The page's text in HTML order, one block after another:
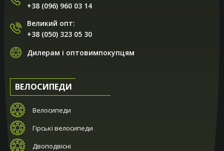
+38 (096) 960 03 14
Великий опт:
+38 (050) 323 05 30
Дилерам і оптовимпокупцям
ВЕЛОСИПЕДИ
Велосипеди
Гірські велосипеди
Двоподвісні